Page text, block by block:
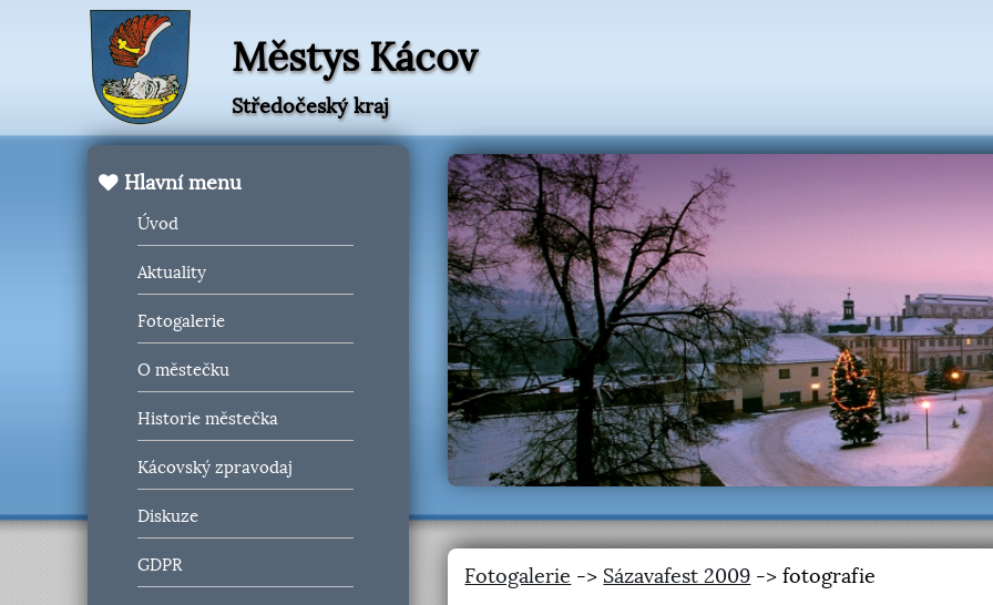
Městys Kácov
Středočeský kraj
Hlavní menu
Úvod
Aktuality
Fotogalerie
O městečku
Historie městečka
Kácovský zpravodaj
Diskuze
GDPR Fotogalerie -> Sázavafest 2009 -> fotografie